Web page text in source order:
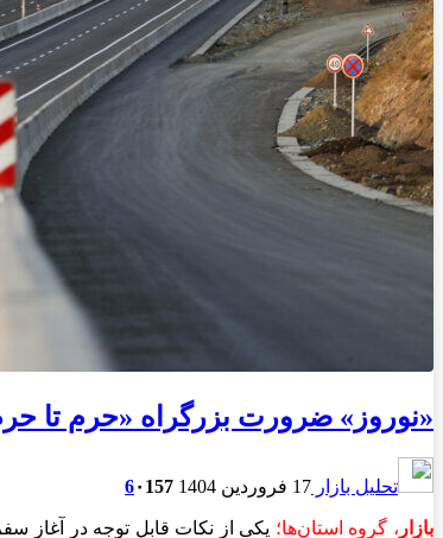
«نوروز» ضرورت بزرگراه «حرم تا
تحلیل بازار 17 فروردین 1404 6۰ 157
بازار ، گروه استان‌ها؛